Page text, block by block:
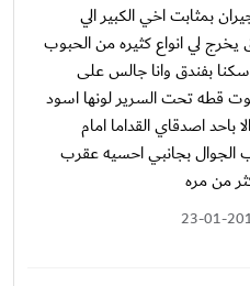
بمثابت اخي الكبير الي
يخرج لي انواع كثيره من الحبوب
بفندق وانا جالس على
تحت السرير لونها اسود
اصدقاي القداما امام
الجوال بجانبي احسيه عقرب
من مره
23-01-